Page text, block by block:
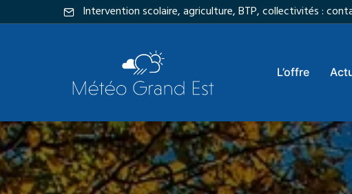
Intervention scolaire, agriculture, BTP, collectivités :
L’offre